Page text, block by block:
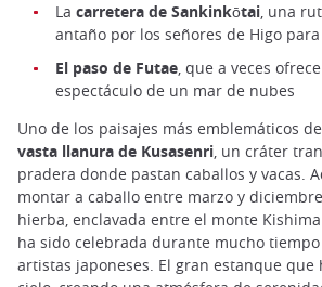
La carretera de Sankinkōtai, una
antaño por los señores de Higo
El paso de Futae, que a veces
espectáculo de un mar de nubes
Uno de los paisajes más emblemáticos
vasta llanura de Kusasenri, un cráter
pradera donde pastan caballos y vacas.
montar a caballo entre marzo y
hierba, enclavada entre el monte
ha sido celebrada durante mucho
artistas japoneses. El gran estanque que